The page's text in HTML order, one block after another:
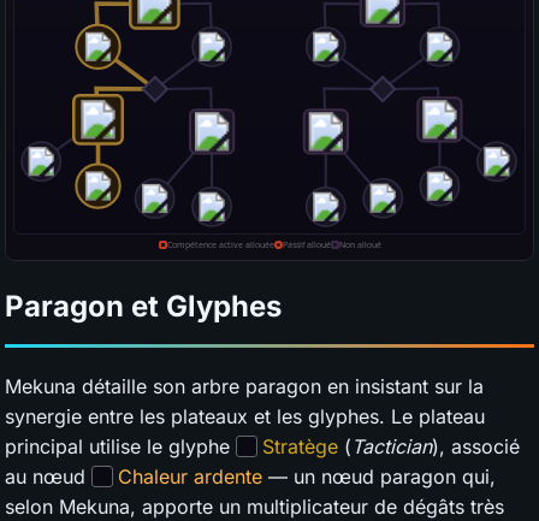
Paragon et Glyphes
Mekuna détaille son arbre paragon en insistant sur la
synergie entre les plateaux et les glyphes. Le plateau
principal utilise le glyphe
Stratège ( Tactician), associé
au nœud
Chaleur ardente — un nœud paragon qui,
selon Mekuna, apporte un multiplicateur de dégâts très